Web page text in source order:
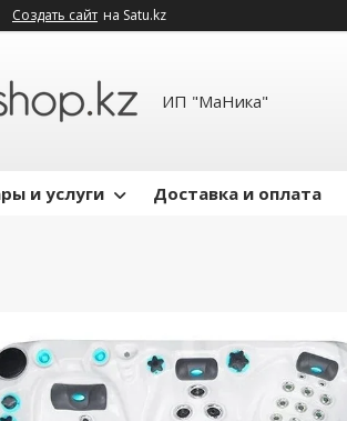
Создать сайт на Satu.kz
ИП "МаНика"
и услуги Доставка и оплата